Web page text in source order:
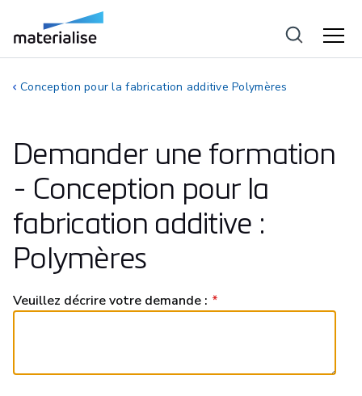
Conception pour la fabrication additive Polymères
Demander une formation
- Conception pour la
fabrication additive :
Polymères